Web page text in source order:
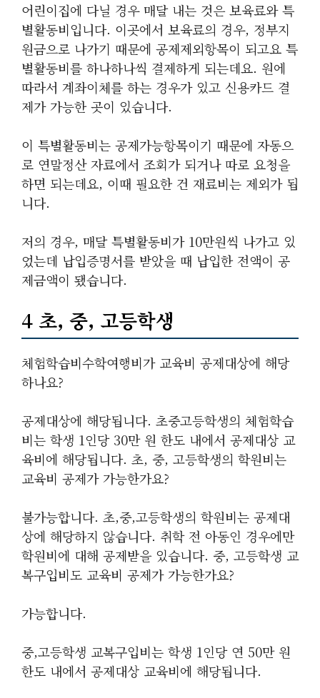
어린이집에 다닐 경우 매달 내는 것은 보육료와 특
별활동비입니다. 이곳에서 보육료의 경우, 정부지
원금으로 나가기 때문에 공제제외항목이 되고요 특
별활동비를 하나하나씩 결제하게 되는데요. 원에
따라서 계좌이체를 하는 경우가 있고 신용카드 결
제가 가능한 곳이 있습니다.
이 특별활동비는 공제가능항목이기 때문에 자동으
로 연말정산 자료에서 조회가 되거나 따로 요청을
하면 되는데요, 이때 필요한 건 재료비는 제외가 됩
니다.
저의 경우, 매달 특별활동비가 10만원씩 나가고 있
었는데 납입증명서를 받았을 때 납입한 전액이 공
제금액이 됐습니다.
4 초, 중, 고등학생
체험학습비수학여행비가 교육비 공제대상에 해당
하나요?
공제대상에 해당됩니다. 초중고등학생의 체험학습
비는 학생 1인당 30만 원 한도 내에서 공제대상 교
육비에 해당됩니다. 초, 중, 고등학생의 학원비는
교육비 공제가 가능한가요?
불가능합니다. 초,중,고등학생의 학원비는 공제대
상에 해당하지 않습니다. 취학 전 아동인 경우에만
학원비에 대해 공제받을 있습니다. 중, 고등학생 교
복구입비도 교육비 공제가 가능한가요?
가능합니다.
중,고등학생 교복구입비는 학생 1인당 연 50만 원
한도 내에서 공제대상 교육비에 해당됩니다.